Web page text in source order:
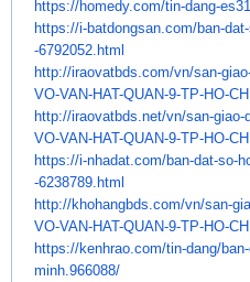
https://homedy.com/tin-dang-
https://i-batdongsan.com/ban-
-6792052.html
http://iraovatbds.com/vn/san-
VO-VAN-HAT-QUAN-9-TP-HO-
http://iraovatbds.net/vn/san-giao-
VO-VAN-HAT-QUAN-9-TP-HO-
https://i-nhadat.com/ban-dat-so-
-6238789.html
http://khohangbds.com/vn/san-
VO-VAN-HAT-QUAN-9-TP-HO-
https://kenhrao.com/tin-dang/
minh.966088/